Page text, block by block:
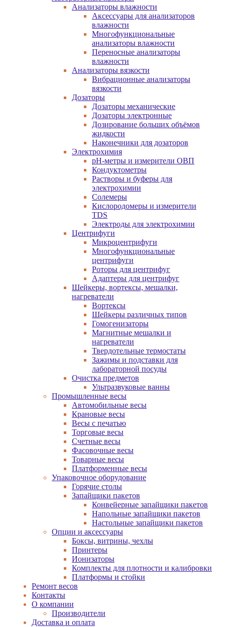
Анализаторы влажности
Аксессуары для анализаторов
влажности
Многофункциональные
анализаторы влажности
Переносные анализаторы
влажности
Анализаторы вязкости
Вибрационные анализаторы
вязкости
Дозаторы
Дозаторы механические
Дозаторы электронные
Дозирование больших объёмов
жидкости
Наконечники для дозаторов
Электрохимия
pH-метры и измерители ОВП
Кондуктометры
Растворы и буферы для
электрохимии
Солемеры
Кислородомеры и измерители
TDS
Электроды для электрохимии
Центрифуги
Микроцентрифуги
Многофункциональные
центрифуги
Роторы для центрифуг
Адаптеры для центрифуг
Шейкеры, вортексы, мешалки,
нагреватели
Вортексы
Шейкеры различных типов
Гомогенизаторы
Магнитные мешалки и
нагреватели
Твердотельные термостаты
Зажимы и подставки для
лабораторной посуды
Очистка предметов
Ультразвуковые ванны
Промышленные весы
Автомобильные весы
Крановые весы
Весы с печатью
Торговые весы
Счетные весы
Фасовочные весы
Товарные весы
Платформенные весы
Упаковочное оборудование
Горячие столы
Запайщики пакетов
Конвейерные запайщики пакетов
Напольные запайщики пакетов
Настольные запайщики пакетов
Опции и аксессуары
Боксы, витрины, чехлы
Принтеры
Ионизаторы
Комплекты для плотности и калибровки
Платформы и стойки
Ремонт весов
Контакты
О компании
Производители
Доставка и оплата